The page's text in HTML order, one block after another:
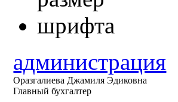
администрация
Оразгалиева Джамиля Эдиковна
Главный бухгалтер